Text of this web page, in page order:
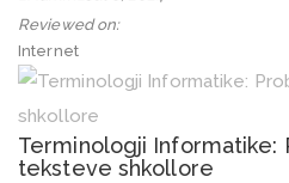
Reviewed on:
Internet
Terminologji Informatike:
teksteve shkollore